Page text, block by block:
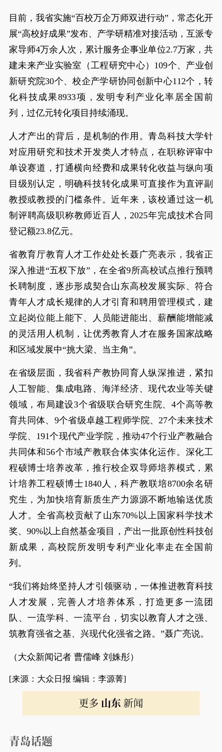
目前，我省实施“百校万企万师双进行动”，常态化开
展“高校好成果”发布、产学研精准对接活动，互派专
家导师4万余人次，累计服务企事业单位2.7万家，共
建未来产业实验室（工程研究中心）109个、产业创
新研究院30个、校企产学研协同创新中心112个，转
化科技成果8933项，发明专利产业化率居全国前
列，过亿元转化项目持续涌现。
人才产出的背后，是机制的作用。青岛科技大学针
对应用研究和技术开发类人才特点，在职称评审中
单设赛道，打通横向经费和成果转化收益与纵向项
目级别认定，明确科技转化成果可直接作为直评副
教授或教授的门槛条件。近年来，该校通过这一机
制评聘高级职称教师近百人，2025年完成技术合同
登记额23.8亿元。
省教育厅教育人才工作处处长聂广亮表示，我省正
深入推进“五权下放”，在全省9所高校试点推行预聘
长聘制度，逐步形成契合山东高校发展实际、符合
青年人才成长规律的人才引育和聘用管理模式，建
立起岗位能上能下、人员能进能出、薪酬能增能减
的灵活用人机制，让优秀教育人才在服务国家战略
和区域发展中“挑大梁、当主角”。
在省级层面，我省科产教协同育人纵深推进，紧扣
人工智能、集成电路、海洋经济、现代农业等关键
领域，布局建设3个省级联合研究生院、4个高等教
育共同体、9个省级卓越工程师学院、27个未来技术
学院、191个现代产业学院，推动47个行业产教融合
共同体和56个市域产教联合体实体化运作。深化工
程硕博士培养改革，推行校企双导师培养模式，累
计培养工程硕博士1840人，科产教联培8700余名研
究生，为加快培育新质生产力源源不断地输送优质
人才。全省高校贡献了山东70%以上国家科学技术
奖、90%以上自然基金项目，产出一批原创性科技创
新成果，高校院所发明专利产业化率走在全国前
列。
“我们将始终坚持人才引领驱动，一体推进教育科技
人才发展，完善人才培养体系，打造更多一流团
队、一流学科、一流平台，切实以教育人才之强、
筑教育强省之基、兴现代化强省之路。”聂广亮说。
（大众新闻记者 曹儒峰 刘姝彤）
[来源：大众日报 编辑：李源菁]
更多 山东 新闻
青岛话题